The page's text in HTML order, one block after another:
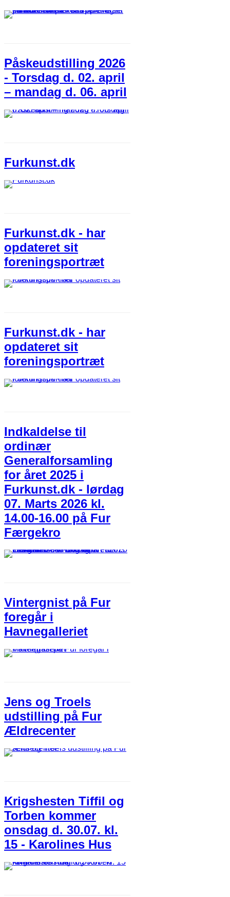
Påskeudstilling 2026
- Torsdag d. 02. april
– mandag d. 06. april
Furkunst.dk
Furkunst.dk - har
opdateret sit
foreningsportræt
Furkunst.dk - har
opdateret sit
foreningsportræt
Indkaldelse til
ordinær
Generalforsamling
for året 2025 i
Furkunst.dk - lørdag
07. Marts 2026 kl.
14.00-16.00 på Fur
Færgekro
Vintergnist på Fur
foregår i
Havnegalleriet
Jens og Troels
udstilling på Fur
Ældrecenter
Krigshesten Tiffil og
Torben kommer
onsdag d. 30.07. kl.
15 - Karolines Hus